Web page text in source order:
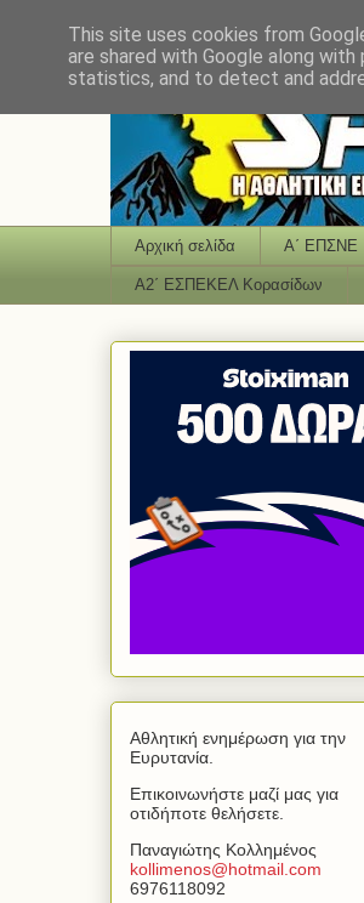
Αρχική σελίδα Α΄ ΕΠΣΝΕ
Α2΄ ΕΣΠΕΚΕΛ Κορασίδων
Αθλητική ενημέρωση για την
Ευρυτανία.
Επικοινωνήστε μαζί μας για
οτιδήποτε θελήσετε.
Παναγιώτης Κολλημένος
kollimenos@hotmail com
6976118092
This site uses cookies from
are shared with Google along
statistics, and to detect and